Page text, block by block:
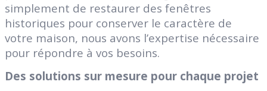
simplement de restaurer des fenêtres
historiques pour conserver le caractère de
votre maison, nous avons l’expertise nécessaire
pour répondre à vos besoins.
Des solutions sur mesure pour chaque projet